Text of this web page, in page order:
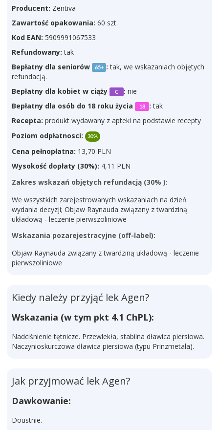
Producent: Zentiva
Zawartość opakowania: 60 szt.
Kod EAN: 5909991067533
Refundowany: tak
Bepłatny dla seniorów
65+ : tak, we wskazaniach objętych
refundacją.
Bepłatny dla kobiet w ciąży
C : nie
Bepłatny dla osób do 18 roku życia
18 : tak
Recepta: produkt wydawany z apteki na podstawie recepty
Poziom odpłatnosci:
30%
Cena pełnopłatna: 13,70 PLN
Wysokość dopłaty (30%): 4,11 PLN
Zakres wskazań objętych refundacją (30% ):
We wszystkich zarejestrowanych wskazaniach na dzień
wydania decyzji; Objaw Raynauda związany z twardziną
układową - leczenie pierwszoliniowe
Wskazania pozarejestracyjne (off-label):
Objaw Raynauda związany z twardziną układową - leczenie
pierwszoliniowe
Kiedy należy przyjąć lek Agen?
Wskazania (w tym pkt 4.1 ChPL):
Nadciśnienie tętnicze. Przewlekła, stabilna dławica piersiowa.
Naczynioskurczowa dławica piersiowa (typu Prinzmetala).
Jak przyjmować lek Agen?
Dawkowanie:
Doustnie.